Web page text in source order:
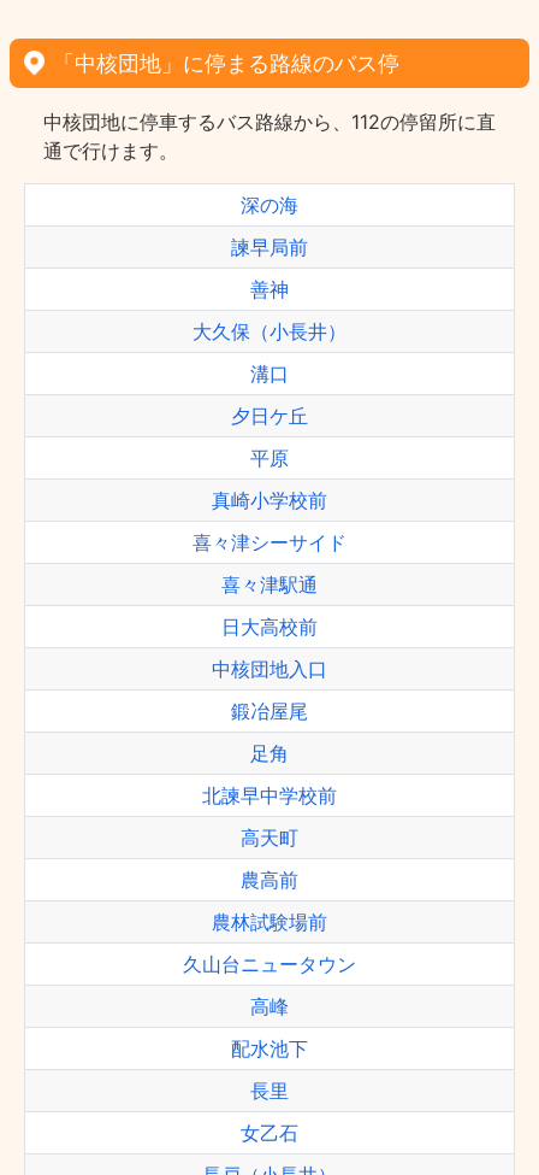
「中核団地」に停まる路線のバス停
中核団地に停車するバス路線から、112の停留所に直
通で行けます。
深の海
諫早局前
善神
大久保（小長井）
溝口
夕日ケ丘
平原
真崎小学校前
喜々津シーサイド
喜々津駅通
日大高校前
中核団地入口
鍛冶屋尾
足角
北諫早中学校前
高天町
農高前
農林試験場前
久山台ニュータウン
高峰
配水池下
長里
女乙石